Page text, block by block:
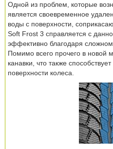
Одной из проблем, которые
является своевременное
воды с поверхности,
Soft Frost 3 справляется с
эффективно благодаря
Помимо всего прочего в новой
канавки, что также
поверхности колеса.